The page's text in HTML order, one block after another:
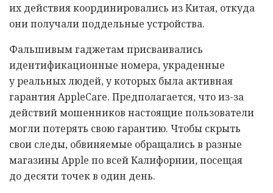
их действия координировались из Китая, откуда
они получали поддельные устройства.
Фальшивым гаджетам присваивались
идентификационные номера, украденные
у реальных людей, у которых была активная
гарантия AppleCare. Предполагается, что из-за
действий мошенников настоящие пользователи
могли потерять свою гарантию. Чтобы скрыть
свои следы, обвиняемые обращались в разные
магазины Apple по всей Калифорнии, посещая
до десяти точек в один день.